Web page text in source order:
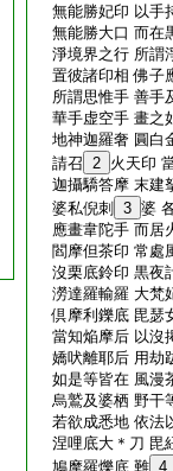
無能勝妃印 以手
無能勝大口 而在
淨境界之行 所謂
置彼諸印相 佛子
所謂思惟手 善手
華手虚空手 畫之
地神迦羅奢 圓白
請召 2 火天印
迦攝驕答摩 末建
婆私倪刺
3 婆
應畫韋陀手 而居
閻摩但茶印 常處
沒栗底鈴印 黒夜
澇達羅輸羅 大梵
倶摩利鑠底 毘瑟
當知焔摩后 以沒
嬌吠離耶后 用劫
如是等皆在 風漫
烏鷲及婆栖 野干
若欲成悉地 依法
涅哩底大＊刀 毘
鳩摩羅爍底 難 4